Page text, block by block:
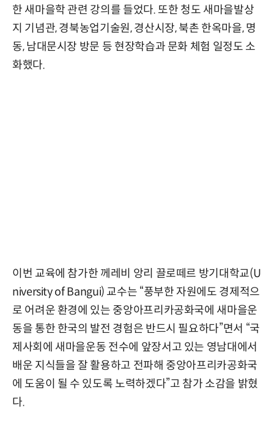
한 새마을학 관련 강의를 들었다. 또한 청도 새마을발상
지 기념관, 경북농업기술원, 경산시장, 북촌 한옥마을, 명
동, 남대문시장 방문 등 현장학습과 문화 체험 일정도 소
화했다.
이번 교육에 참가한 께레비 앙리 끌로떼르 방기대학교(U
niversity of Bangui) 교수는 “풍부한 자원에도 경제적으
로 어려운 환경에 있는 중앙아프리카공화국에 새마을운
동을 통한 한국의 발전 경험은 반드시 필요하다”면서 “국
제사회에 새마을운동 전수에 앞장서고 있는 영남대에서
배운 지식들을 잘 활용하고 전파해 중앙아프리카공화국
에 도움이 될 수 있도록 노력하겠다”고 참가 소감을 밝혔
다.